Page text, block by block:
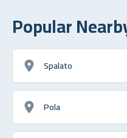
Popular
Spalato
Pola